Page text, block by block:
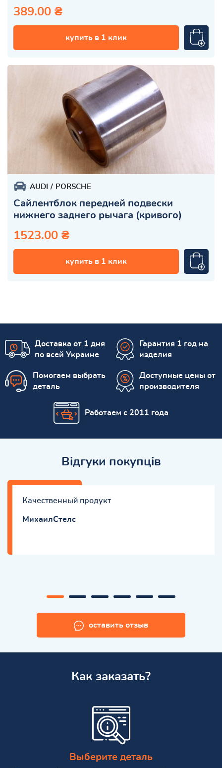
389.00 ₴
купить в 1 клик
AUDI PORSCHE
Сайлентблок передней подвески
нижнего заднего рычага (кривого)
1523.00 ₴
купить в 1 клик
Доставка от 1 дня
по всей Украине
Гарантия 1 год на
изделия
Помогаем выбрать
деталь
Доступные цены от
производителя
Работаем с 2011 года
Відгуки покупців
Качественный продукт
МихаилСтелс
оставить отзыв
Как заказать?
Выберите деталь